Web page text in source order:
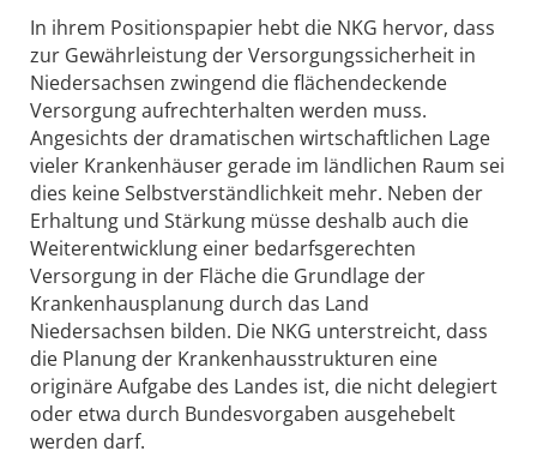
In ihrem Positionspapier hebt die NKG hervor, dass
zur Gewährleistung der Versorgungssicherheit in
Niedersachsen zwingend die flächendeckende
Versorgung aufrechterhalten werden muss.
Angesichts der dramatischen wirtschaftlichen Lage
vieler Krankenhäuser gerade im ländlichen Raum sei
dies keine Selbstverständlichkeit mehr. Neben der
Erhaltung und Stärkung müsse deshalb auch die
Weiterentwicklung einer bedarfsgerechten
Versorgung in der Fläche die Grundlage der
Krankenhausplanung durch das Land
Niedersachsen bilden. Die NKG unterstreicht, dass
die Planung der Krankenhausstrukturen eine
originäre Aufgabe des Landes ist, die nicht delegiert
oder etwa durch Bundesvorgaben ausgehebelt
werden darf.